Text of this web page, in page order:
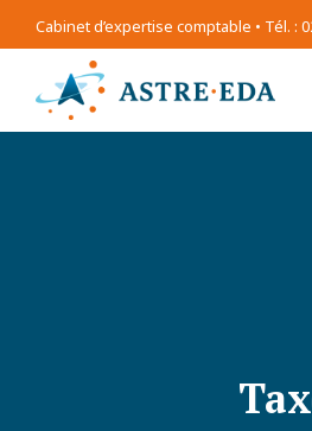
Cabinet d’expertise comptable • Tél. :